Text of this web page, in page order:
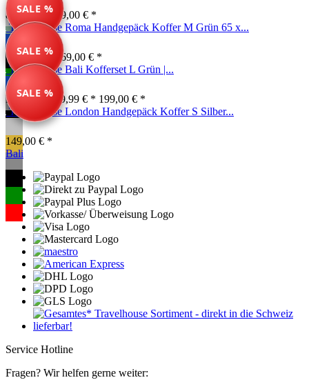
SALE %
89,99 € *189,00 € *
SALE %
Travelhouse Roma Handgepäck Koffer M Grün 65 x...
134,99 € * 169,00 € *
SALE %
Travelhouse Bali Kofferset L Grün |...
Farben ab: 79,99 € * 199,00 € *
Travelhouse London Handgepäck Koffer S Silber...
149,00 € *
Bali
Service Hotline
Fragen? Wir helfen gerne weiter: